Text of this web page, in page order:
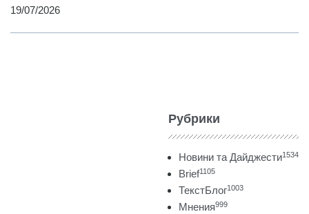
19/07/2026
Рубрики
Новини та Дайджести1534
Brief1105
ТекстБлог1003
Мнения999